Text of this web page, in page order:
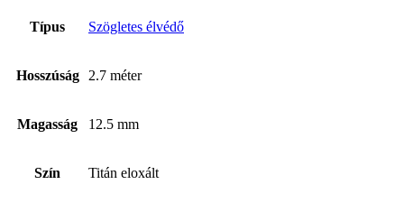
Típus Szögletes élvédő
Hosszúság 2.7 méter
Magasság 12.5 mm
Szín Titán eloxált